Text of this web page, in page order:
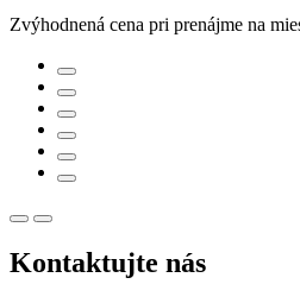
Zvýhodnená cena pri prenájme na
Kontaktujte nás